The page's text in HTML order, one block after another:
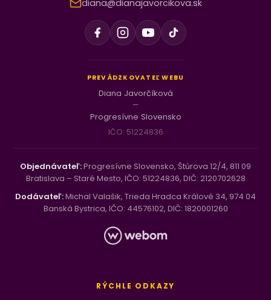
diana@dianajavorcikova.sk
PREVÁDZKOVATEĽ WEBU
Diana Javorčíková
—
Progresívne Slovensko
IČO: 51224836
Objednávateľ:Progresívne Slovensko, Štúrova 12/4, 811 09
Bratislava – Staré Mesto, IČO: 51224836, DIČ: 2120702628
Dodávateľ:Michal Valašik, Trieda Hradca Králové 34, 974 04
Banská Bystrica, IČO: 44576102, DIČ: 1820001260
RÝCHLE ODKAZY